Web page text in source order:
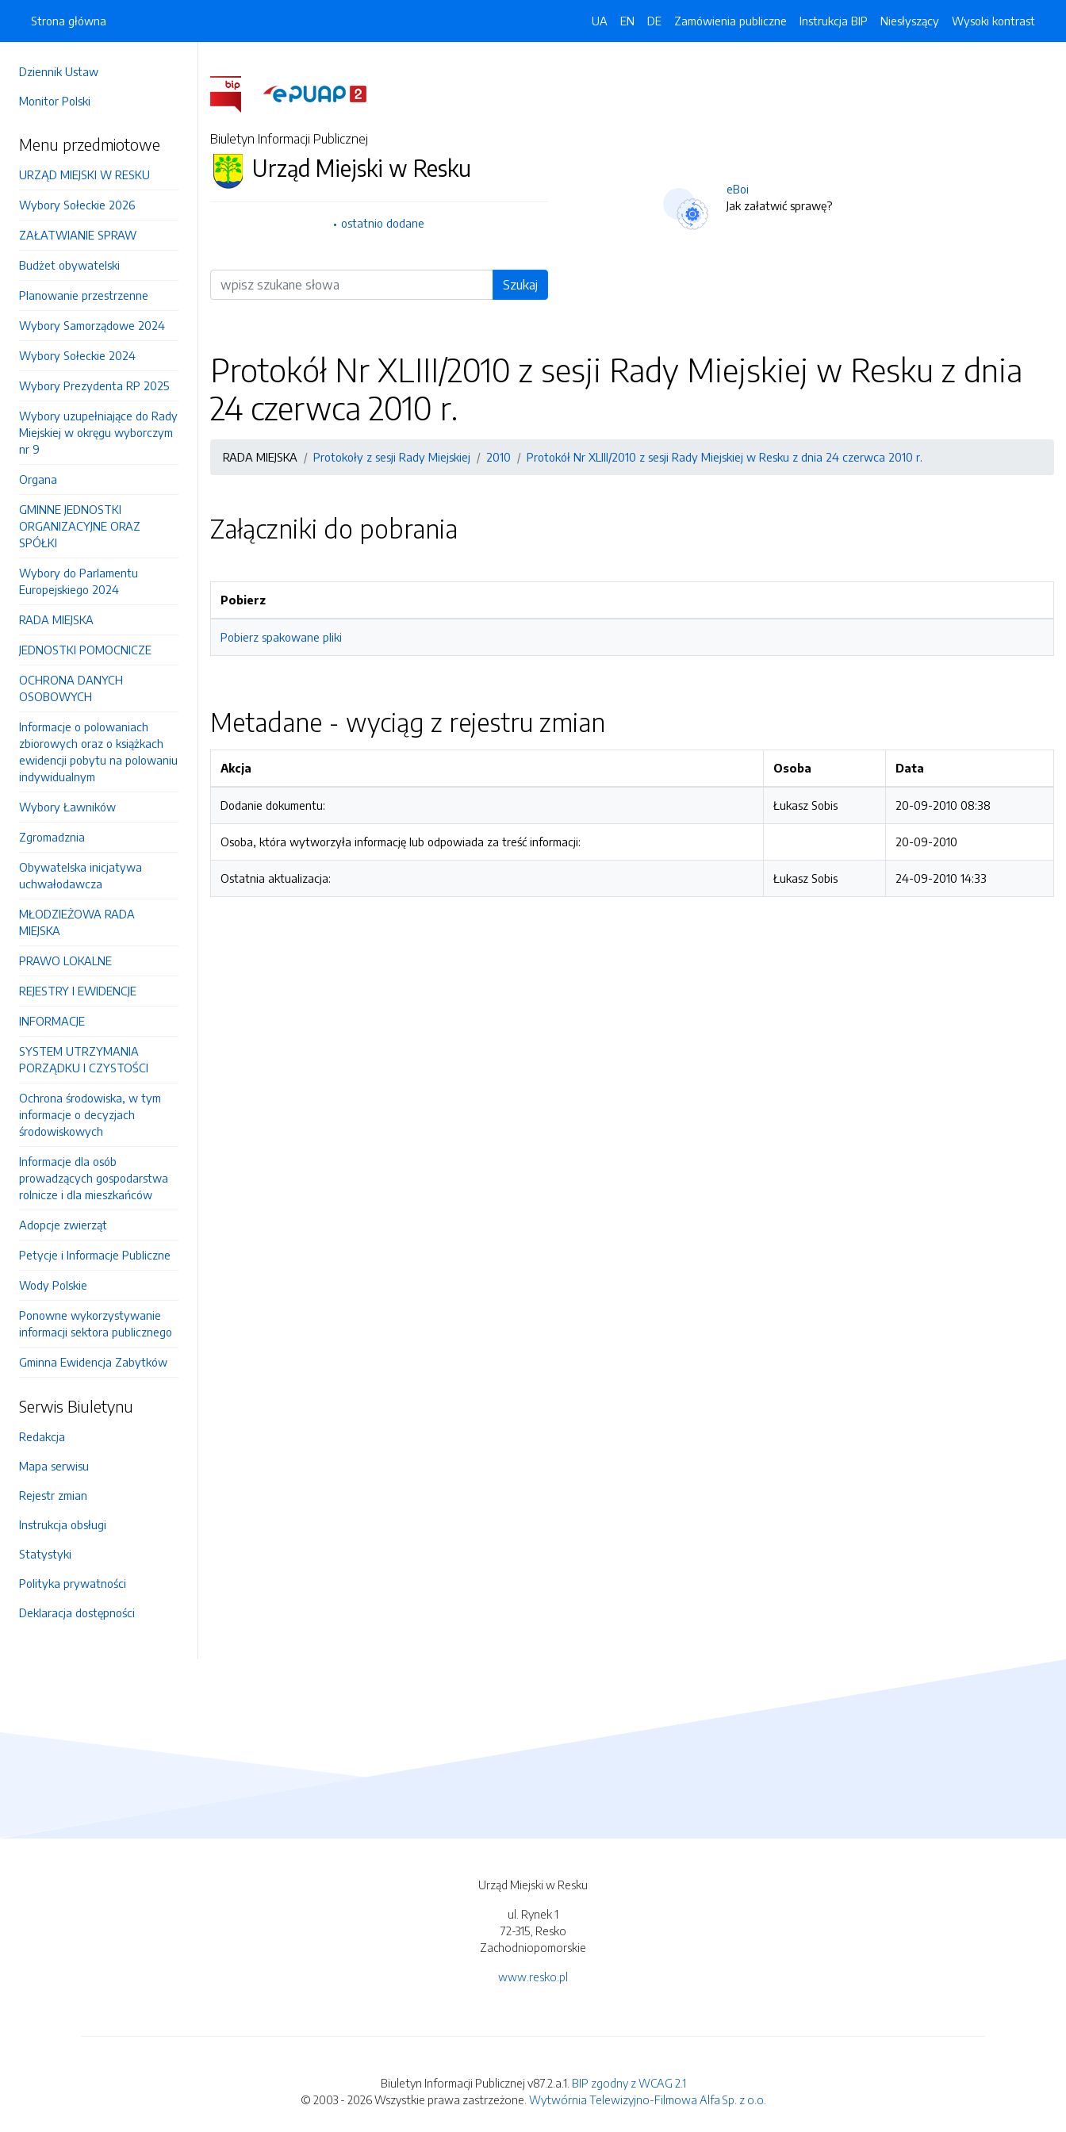
Dziennik Ustaw
Monitor Polski
Menu przedmiotowe
URZĄD MIEJSKI W RESKU
Wybory Sołeckie 2026
ZAŁATWIANIE SPRAW
Budżet obywatelski
Planowanie przestrzenne
Wybory Samorządowe 2024
Wybory Sołeckie 2024
Wybory Prezydenta RP 2025
Wybory uzupełniające do Rady
Miejskiej w okręgu wyborczym
nr 9
Organa
GMINNE JEDNOSTKI
ORGANIZACYJNE ORAZ
SPÓŁKI
Wybory do Parlamentu
Europejskiego 2024
RADA MIEJSKA
JEDNOSTKI POMOCNICZE
OCHRONA DANYCH
OSOBOWYCH
Informacje o polowaniach
zbiorowych oraz o książkach
ewidencji pobytu na polowaniu
indywidualnym
Wybory Ławników
Zgromadznia
Obywatelska inicjatywa
uchwałodawcza
MŁODZIEŻOWA RADA
MIEJSKA
PRAWO LOKALNE
REJESTRY I EWIDENCJE
INFORMACJE
SYSTEM UTRZYMANIA
PORZĄDKU I CZYSTOŚCI
Ochrona środowiska, w tym
informacje o decyzjach
środowiskowych
Informacje dla osób
prowadzących gospodarstwa
rolnicze i dla mieszkańców
Adopcje zwierząt
Petycje i Informacje Publiczne
Wody Polskie
Ponowne wykorzystywanie
informacji sektora publicznego
Gminna Ewidencja Zabytków
Serwis Biuletynu
Redakcja
Mapa serwisu
Rejestr zmian
Instrukcja obsługi
Statystyki
Polityka prywatności
Deklaracja dostępności
Strona główna UA EN DE Zamówienia publiczne Instrukcja BIP Niesłyszący Wysoki kontrast
Biuletyn Informacji Publicznej
Urząd Miejski w Resku
ostatnio dodane
Wyszukiwarka Szukaj
eBoi
Jak załatwić sprawę?
Protokół Nr XLIII/2010 z sesji Rady Miejskiej w Resku z dnia
24 czerwca 2010 r.
RADA MIEJSKA Protokoły z sesji Rady Miejskiej 2010 Protokół Nr XLIII/2010 z sesji Rady Miejskiej w Resku z dnia 24 czerwca 2010 r.
Załączniki do pobrania
Pobierz
Pobierz spakowane pliki
Metadane - wyciąg z rejestru zmian
Akcja Osoba Data
Dodanie dokumentu: Łukasz Sobis 20-09-2010 08:38
Osoba, która wytworzyła informację lub odpowiada za treść informacji: 20-09-2010
Ostatnia aktualizacja: Łukasz Sobis 24-09-2010 14:33
Urząd Miejski w Resku
ul. Rynek 1
72-315, Resko
Zachodniopomorskie
www.resko.pl
Biuletyn Informacji Publicznej v87.2.a.1. BIP zgodny z WCAG 2.1
© 2003 - 2026 Wszystkie prawa zastrzeżone. Wytwórnia Telewizyjno-Filmowa Alfa Sp. z o.o.